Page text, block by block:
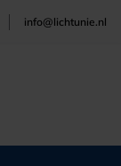
info@lichtunie.nl